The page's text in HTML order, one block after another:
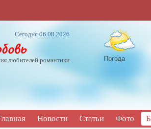
Сегодня 06.08.2026
любителей романтики Погода
Новости Статьи Фото